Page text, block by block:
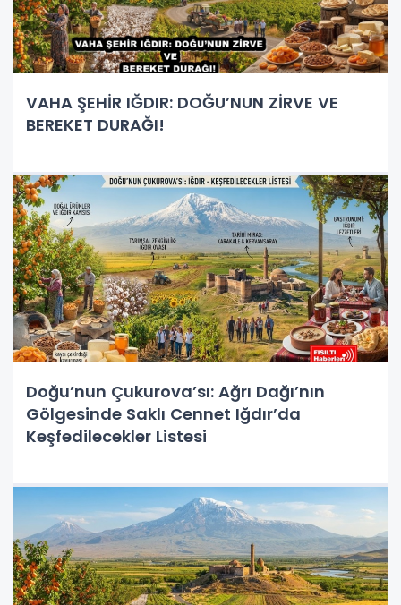
VAHA ŞEHİR IĞDIR: DOĞU’NUN ZİRVE VE
BEREKET DURAĞI!
Doğu’nun Çukurova’sı: Ağrı Dağı’nın
Gölgesinde Saklı Cennet Iğdır’da
Keşfedilecekler Listesi